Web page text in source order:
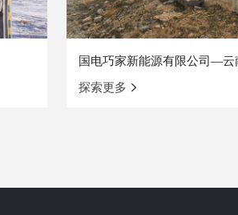
国电巧家新能源有限公司—云
探索更多